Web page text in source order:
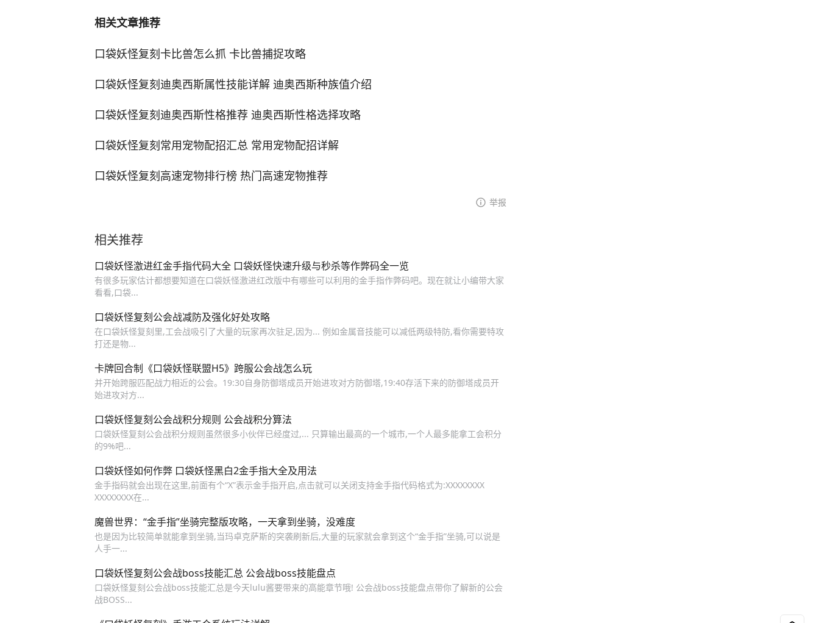
相关文章推荐
口袋妖怪复刻卡比兽怎么抓 卡比兽捕捉攻略
口袋妖怪复刻迪奥西斯属性技能详解 迪奥西斯种族值介绍
口袋妖怪复刻迪奥西斯性格推荐 迪奥西斯性格选择攻略
口袋妖怪复刻常用宠物配招汇总 常用宠物配招详解
口袋妖怪复刻高速宠物排行榜 热门高速宠物推荐
举报
相关推荐
口袋妖怪激进红金手指代码大全 口袋妖怪快速升级与秒杀等作弊码全一览
有很多玩家估计都想要知道在口袋妖怪激进红改版中有哪些可以利用的金手指作弊码吧。现在就让小编带大家
看看,口袋...
口袋妖怪复刻公会战减防及强化好处攻略
在口袋妖怪复刻里,工会战吸引了大量的玩家再次驻足,因为... 例如金属音技能可以减低两级特防,看你需要特攻
打还是物...
卡牌回合制《口袋妖怪联盟H5》跨服公会战怎么玩
并开始跨服匹配战力相近的公会。19:30自身防御塔成员开始进攻对方防御塔,19:40存活下来的防御塔成员开
始进攻对方...
口袋妖怪复刻公会战积分规则 公会战积分算法
口袋妖怪复刻公会战积分规则虽然很多小伙伴已经度过,... 只算输出最高的一个城市,一个人最多能拿工会积分
的9%吧...
口袋妖怪如何作弊 口袋妖怪黑白2金手指大全及用法
金手指码就会出现在这里,前面有个“X”表示金手指开启,点击就可以关闭支持金手指代码格式为:XXXXXXXX
XXXXXXXX在...
魔兽世界：“金手指”坐骑完整版攻略，一天拿到坐骑，没难度
也是因为比较简单就能拿到坐骑,当玛卓克萨斯的突袭刷新后,大量的玩家就会拿到这个“金手指”坐骑,可以说是
人手一...
口袋妖怪复刻公会战boss技能汇总 公会战boss技能盘点
口袋妖怪复刻公会战boss技能汇总是今天lulu酱要带来的高能章节哦! 公会战boss技能盘点带你了解新的公会
战BOSS...